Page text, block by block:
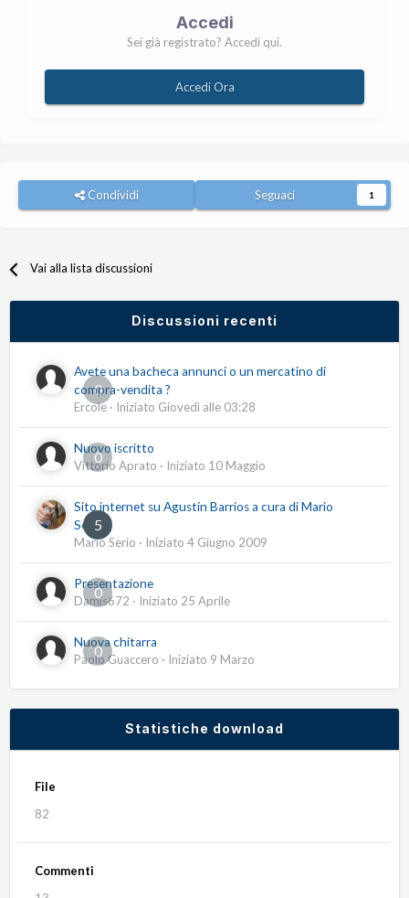
Accedi
Sei già registrato? Accedi qui.
Accedi Ora
Condividi Seguaci 1
Vai alla lista discussioni
Discussioni recenti
0
Avete una bacheca annunci o un mercatino di
compra-vendita ?
Ercole · Iniziato Giovedì alle 03:28
0
Nuovo iscritto
Vittorio Aprato · Iniziato 10 Maggio
5
Sito internet su Agustín Barrios a cura di Mario
Serio
Mario Serio · Iniziato 4 Giugno 2009
0
Presentazione
Damis672 · Iniziato 25 Aprile
0
Nuova chitarra
Paolo Guaccero · Iniziato 9 Marzo
Statistiche download
File
82
Commenti